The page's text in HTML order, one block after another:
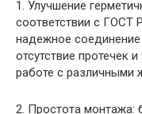
1. Улучшение
соответствии с ГОСТ
надежное
отсутствие протечек
работе с различными
2. Простота монтажа: